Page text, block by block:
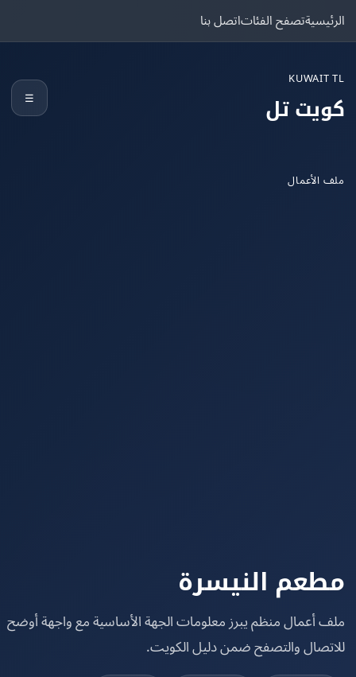
تصفح الفئاتاتصل بنا
تل
النيسرة
منظم يبرز معلومات الجهة الأساسية مع واجهة أوضح
والتصفح ضمن دليل الكويت.